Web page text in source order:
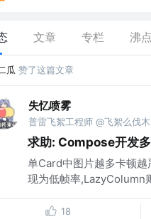
文章 专栏 沸点
瓜 赞了这篇文章
失忆喷雾
普雷飞絮工程师 @飞絮么伐
求助: Compose开发
单Card中图片越多卡顿
现为低帧率,LazyColumn
18